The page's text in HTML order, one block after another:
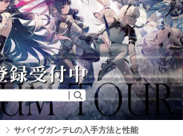
サバイヴガンテLの入手方法と性能